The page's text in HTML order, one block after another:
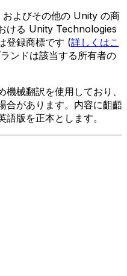
よびその他の Unity の商
ける Unity Technologies
登録商標です (詳しくはこ
ンドは該当する所有者の
械翻訳を使用しており、
合があります。内容に齟齬
版を正本とします。